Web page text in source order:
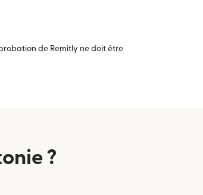
de Remitly ne doit être
?